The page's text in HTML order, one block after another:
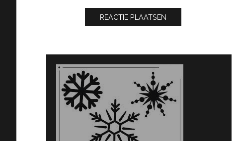
Bericht
navigatie